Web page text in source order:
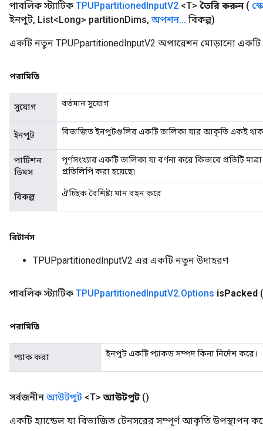
পাবলিক স্ট্যাটিক TPUPpartitionedInputV2 <T> তৈরি করুন (
ইনপুট, List<Long> partitionDims, অপশন... বিকল্প)
একটি নতুন TPUPpartitionedInputV2 অপারেশন মোড়ানো একটি
পরামিতি
সুযোগ বর্তমান সুযোগ
ইনপুট বিভাজিত ইনপুটগুলির একটি তালিকা যার আকৃতি একই
পার্টিশন
ডিমস
পূর্ণসংখ্যার একটি তালিকা যা বর্ণনা করে কিভাবে প্রতিটি
প্রতিলিপি করা হয়েছে৷
বিকল্প ঐচ্ছিক বৈশিষ্ট্য মান বহন করে
রিটার্নস
TPUPpartitionedInputV2 এর একটি নতুন উদাহরণ
পাবলিক স্ট্যাটিক TPUPpartitionedInputV2.Options isPacked
পরামিতি
প্যাক করা ইনপুট একটি প্যাকড সম্পদ কিনা নির্দেশ করে।
সর্বজনীন আউটপুট <T> আউটপুট ()
একটি হ্যান্ডেল যা বিভাজিত টেনসরের সম্পূর্ণ আকৃতি উপস্থাপন